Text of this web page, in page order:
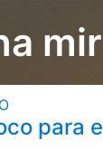
para